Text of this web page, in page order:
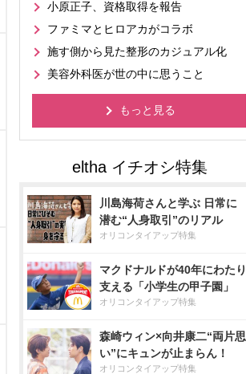
小原正子、資格取得を報告
ファミマとヒロアカがコラボ
施す側から見た整形のカジュアル化
美容外科医が世の中に思うこと
もっと見る
川島海荷さんと学ぶ 日常に
潜む“人身取引”のリアル
オリコンタイアップ特集
マクドナルドが40年にわたり
支える「小学生の甲子園」
オリコンタイアップ特集
森崎ウィン×向井康二“両片思
い”にキュンが止まらん！
オリコンタイアップ特集